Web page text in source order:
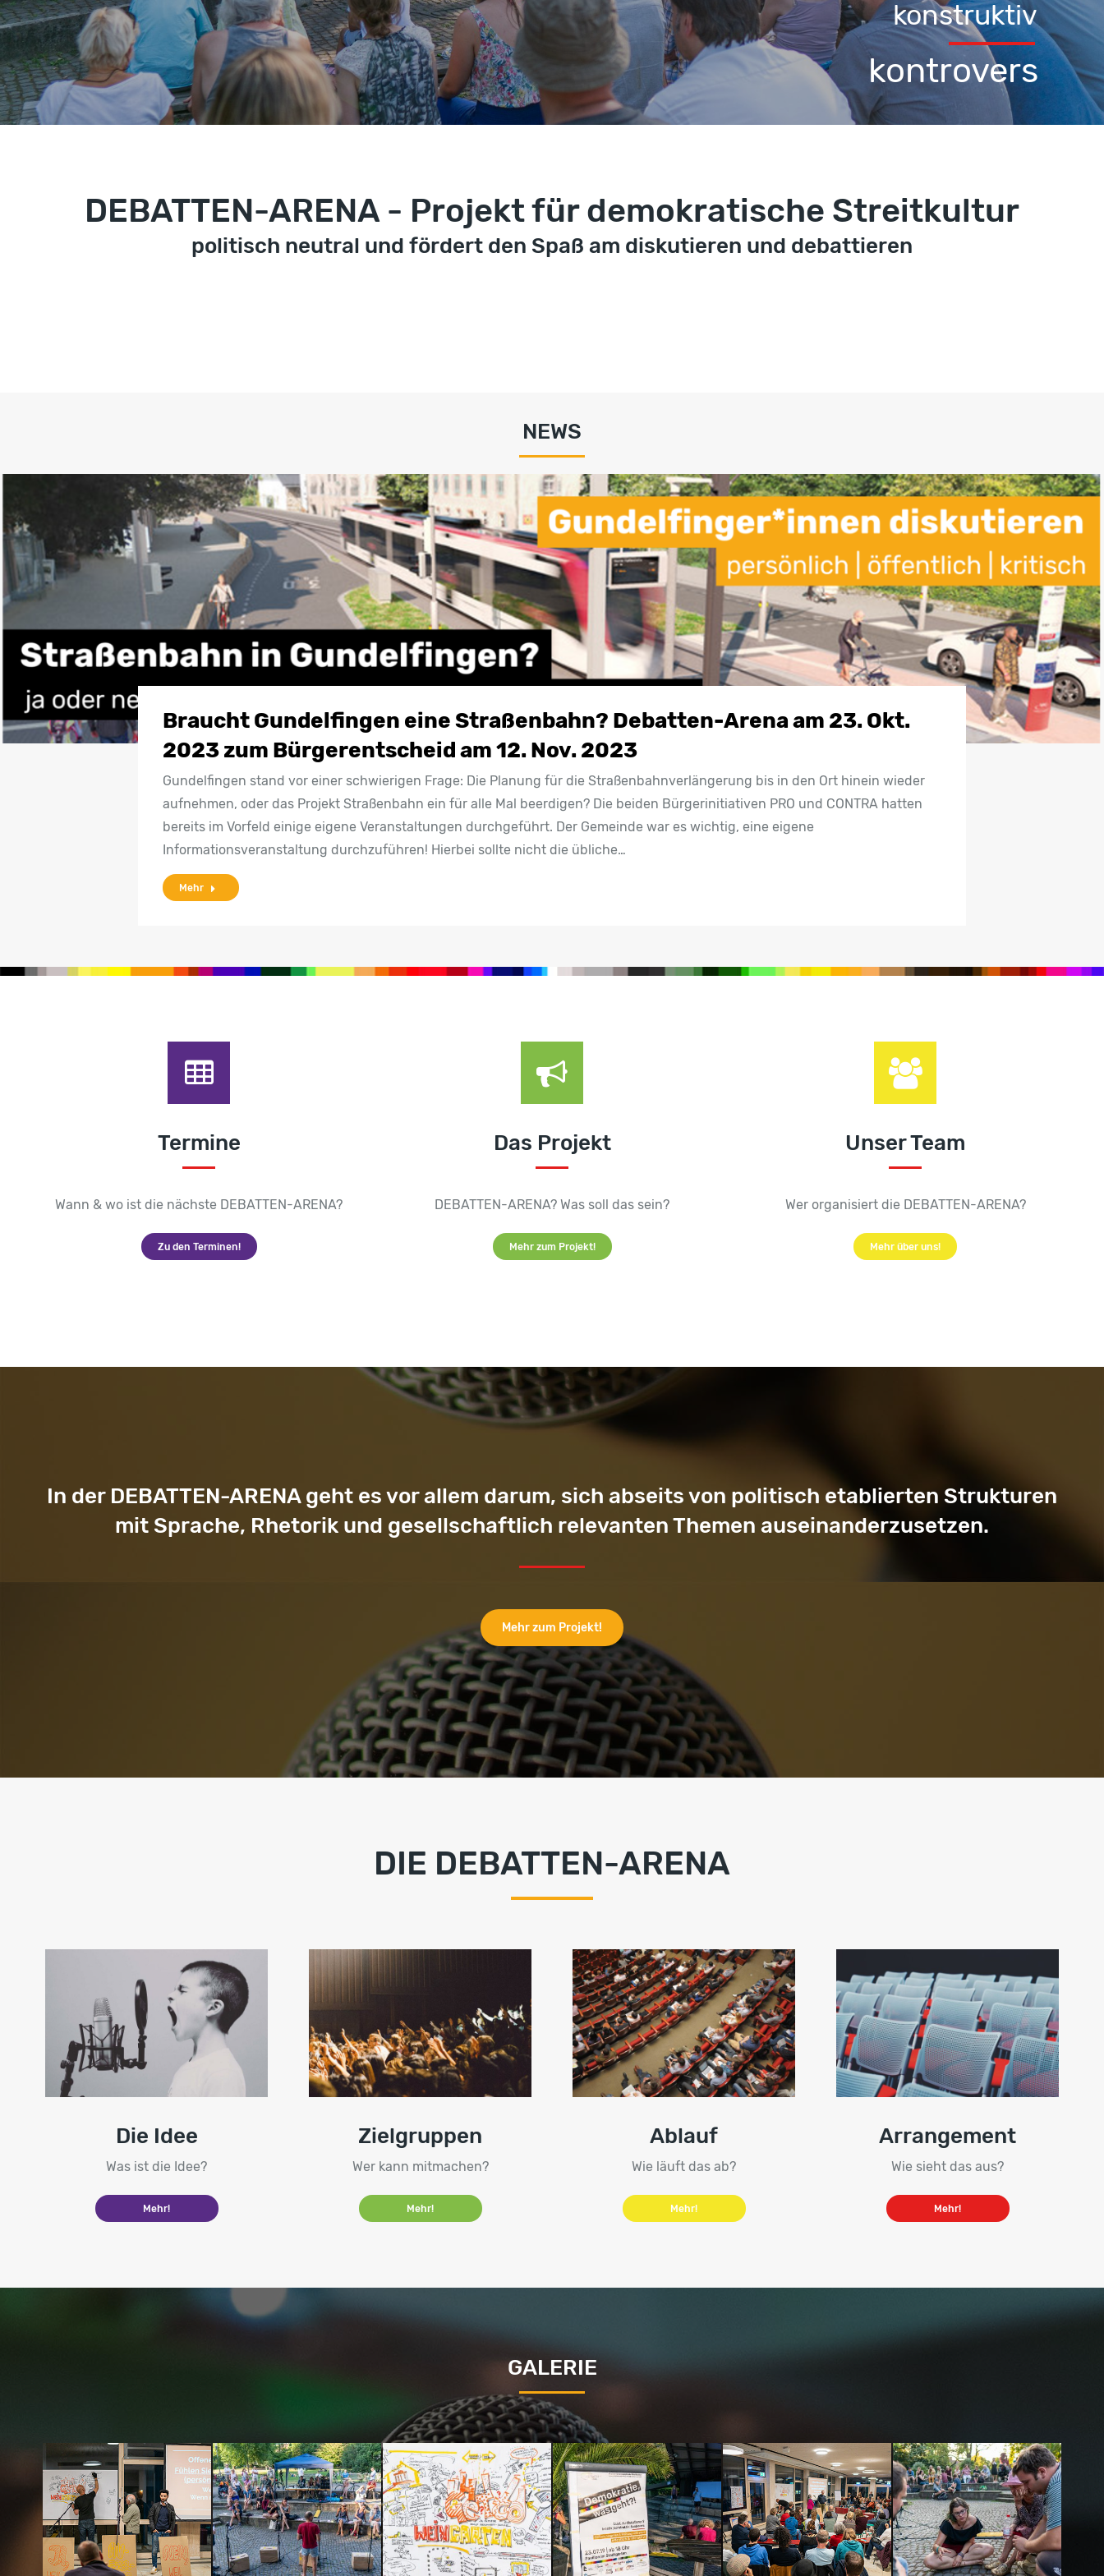
konstruktiv
kontrovers
DEBATTEN-ARENA - Projekt für demokratische Streitkultur
politisch neutral und fördert den Spaß am diskutieren und debattieren
NEWS
Braucht Gundelfingen eine Straßenbahn? Debatten-Arena am 23. Okt.
2023 zum Bürgerentscheid am 12. Nov. 2023
Gundelfingen stand vor einer schwierigen Frage: Die Planung für die Straßenbahnverlängerung bis in den Ort hinein wieder
aufnehmen, oder das Projekt Straßenbahn ein für alle Mal beerdigen? Die beiden Bürgerinitiativen PRO und CONTRA hatten
bereits im Vorfeld einige eigene Veranstaltungen durchgeführt. Der Gemeinde war es wichtig, eine eigene
Informationsveranstaltung durchzuführen! Hierbei sollte nicht die übliche…
Mehr
Termine
Wann & wo ist die nächste DEBATTEN-ARENA?
Zu den Terminen!
Das Projekt
DEBATTEN-ARENA? Was soll das sein?
Mehr zum Projekt!
Unser Team
Wer organisiert die DEBATTEN-ARENA?
Mehr über uns!
In der DEBATTEN-ARENA geht es vor allem darum, sich abseits von politisch etablierten Strukturen
mit Sprache, Rhetorik und gesellschaftlich relevanten Themen auseinanderzusetzen.
Mehr zum Projekt!
DIE DEBATTEN-ARENA
Die Idee
Was ist die Idee?
Mehr!
Zielgruppen
Wer kann mitmachen?
Mehr!
Ablauf
Wie läuft das ab?
Mehr!
Arrangement
Wie sieht das aus?
Mehr!
GALERIE